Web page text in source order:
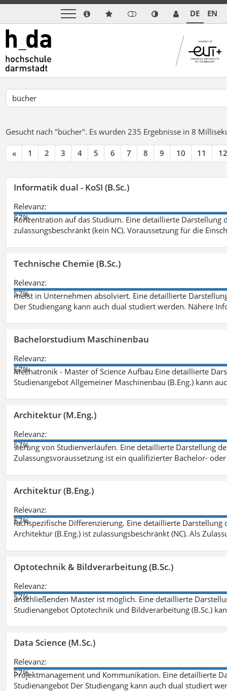
DE EN
Gesucht nach "bücher". Es wurden 235 Ergebnisse in 8
« 1 2 3 4 5 6 7 8 9 10 11 12
Informatik dual - KoSI (B.Sc.)
Relevanz:
57%
Konzentration auf das Studium. Eine detaillierte
zulassungsbeschränkt (kein NC). Voraussetzung für die
Technische Chemie (B.Sc.)
Relevanz:
57%
meist in Unternehmen absolviert. Eine detaillierte
Der Studiengang kann auch dual studiert werden. Nähere
Bachelorstudium Maschinenbau
Relevanz:
57%
Mechatronik - Master of Science Aufbau Eine detaillierte
Studienangebot Allgemeiner Maschinenbau (B.Eng.) kann
Architektur (M.Eng.)
Relevanz:
57%
sierung von Studienverläufen. Eine detaillierte Darstellung
Zulassungsvoraussetzung ist ein qualifizierter Bachelor-
Architektur (B.Eng.)
Relevanz:
57%
fachspezifische Differenzierung. Eine detaillierte
Architektur (B.Eng.) ist zulassungsbeschränkt (NC). Als
Optotechnik & Bildverarbeitung (B.Sc.)
Relevanz:
57%
anschließenden Master ist möglich. Eine detaillierte
Studienangebot Optotechnik und Bildverarbeitung (B.Sc.)
Data Science (M.Sc.)
Relevanz:
57%
Projektmanagement und Kommunikation. Eine detaillierte
Studienangebot Der Studiengang kann auch dual studiert